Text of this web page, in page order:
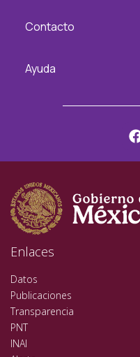
Contacto
Ayuda